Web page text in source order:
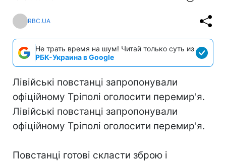
RBC.UA
Не трать время на шум! Читай только суть из
РБК-Украина в Google
Лівійські повстанці запропонували
офіційному Тріполі оголосити перемир'я.
Лівійські повстанці запропонували
офіційному Тріполі оголосити перемир'я.
Повстанці готові скласти зброю і